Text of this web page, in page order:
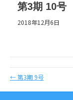
第3期 10号
2018年12月6日
← 第3期 9号